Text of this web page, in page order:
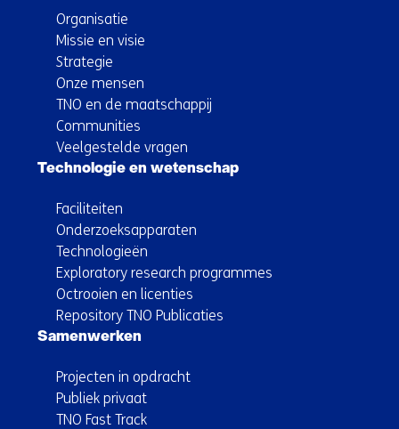
Organisatie
Missie en visie
Strategie
Onze mensen
TNO en de maatschappij
Communities
Veelgestelde vragen
Technologie en wetenschap
Faciliteiten
Onderzoeksapparaten
Technologieën
Exploratory research programmes
Octrooien en licenties
Repository TNO Publicaties
Samenwerken
Projecten in opdracht
Publiek privaat
TNO Fast Track